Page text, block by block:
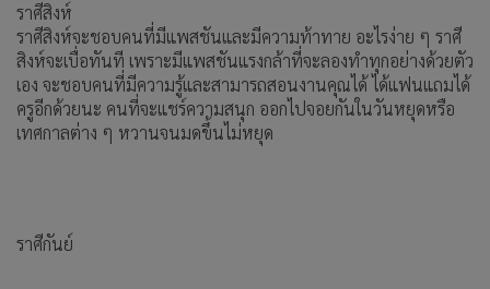
ราศีสิงห์
ราศีสิงห์จะชอบคนที่มีแพสชันและมีความท้าทาย อะไรง่าย ๆ ราศี
สิงห์จะเบื่อทันที เพราะมีแพสชันแรงกล้าที่จะลองทำทุกอย่างด้วยตัว
เอง จะชอบคนที่มีความรู้และสามารถสอนงานคุณได้ ได้แฟนแถมได้
ครูอีกด้วยนะ คนที่จะแชร์ความสนุก ออกไปจอยกันในวันหยุดหรือ
เทศกาลต่าง ๆ หวานจนมดขึ้นไม่หยุด
ราศีกันย์